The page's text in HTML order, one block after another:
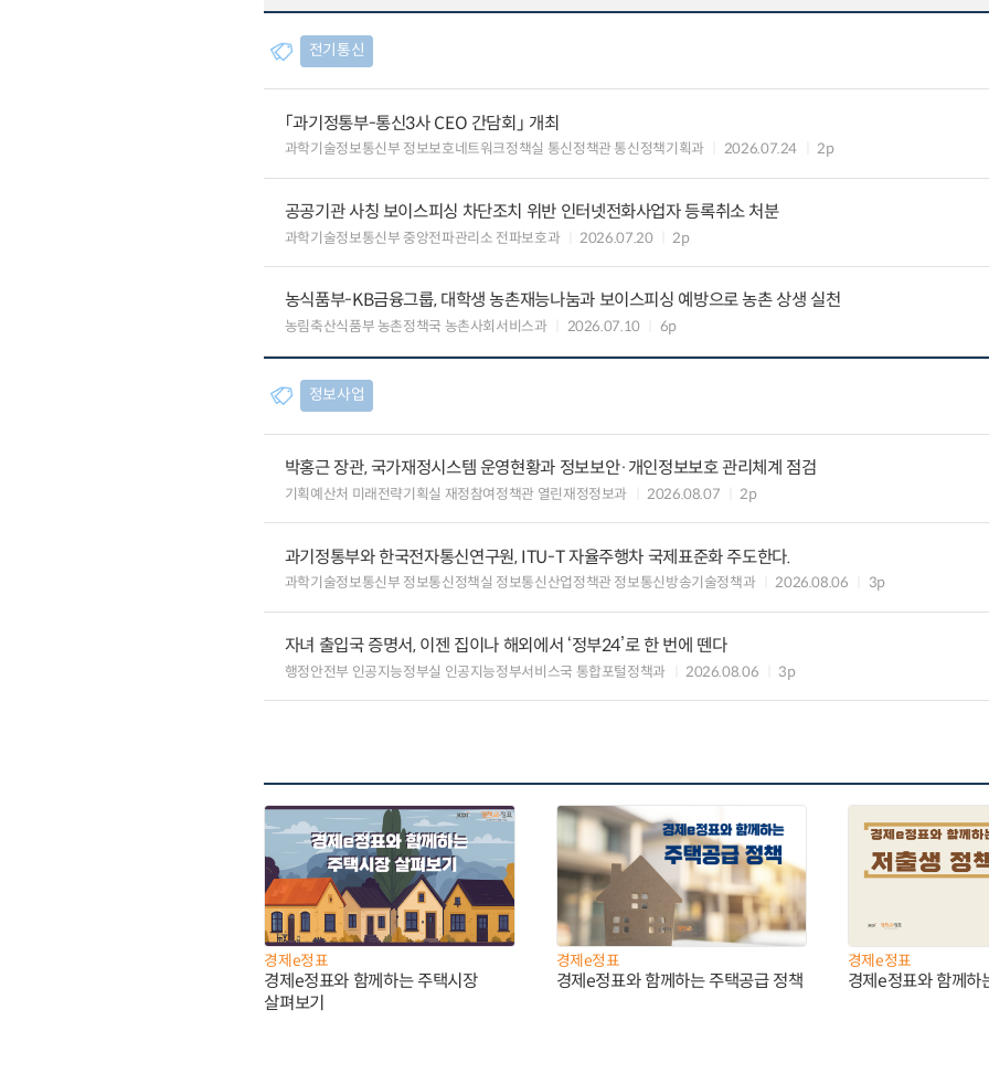
전기통신
「과기정통부-통신3사 CEO 간담회」 개최
과학기술정보통신부 정보보호네트워크정책실 통신정책관 통신정책기획과 2026.07.24 2p
공공기관 사칭 보이스피싱 차단조치 위반 인터넷전화사업자 등록취소 처분
과학기술정보통신부 중앙전파관리소 전파보호과 2026.07.20 2p
농식품부-KB금융그룹, 대학생 농촌재능나눔과 보이스피싱 예방으로 농촌 상생 실천
농림축산식품부 농촌정책국 농촌사회서비스과 2026.07.10 6p
정보사업
박홍근 장관, 국가재정시스템 운영현황과 정보보안·개인정보보호 관리체계 점검
기획예산처 미래전략기획실 재정참여정책관 열린재정정보과 2026.08.07 2p
과기정통부와 한국전자통신연구원, ITU-T 자율주행차 국제표준화 주도한다.
과학기술정보통신부 정보통신정책실 정보통신산업정책관 정보통신방송기술정책과 2026.08.06 3p
자녀 출입국 증명서, 이젠 집이나 해외에서 ‘정부24’로 한 번에 뗀다
행정안전부 인공지능정부실 인공지능정부서비스국 통합포털정책과 2026.08.06 3p
경제e정표
경제e정표와 함께하는 주택시장
살펴보기
경제e정표
경제e정표와 함께하는 주택공급 정책
경제e정표
경제e정표와 함께하